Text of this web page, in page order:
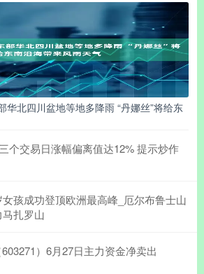
华北四川盆地等地多降雨 “丹娜丝”将给东
个交易日涨幅偏离值达12% 提示炒作
孩成功登顶欧洲最高峰_厄尔布鲁士山
马扎罗山
）6月27日主力资金净卖出